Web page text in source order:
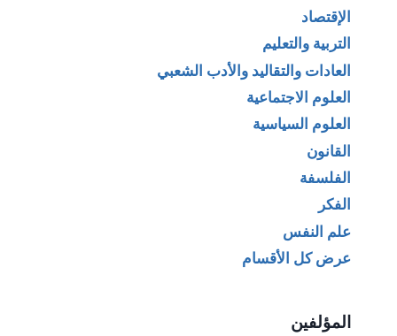
الإقتصاد
التربية والتعليم
العادات والتقاليد والأدب الشعبي
العلوم الاجتماعية
العلوم السياسية
القانون
الفلسفة
الفكر
علم النفس
عرض كل الأقسام
المؤلفين